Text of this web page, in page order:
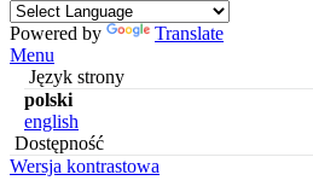
Powered by
Translate
Menu
Język strony
polski
english
Dostępność
Wersja kontrastowa